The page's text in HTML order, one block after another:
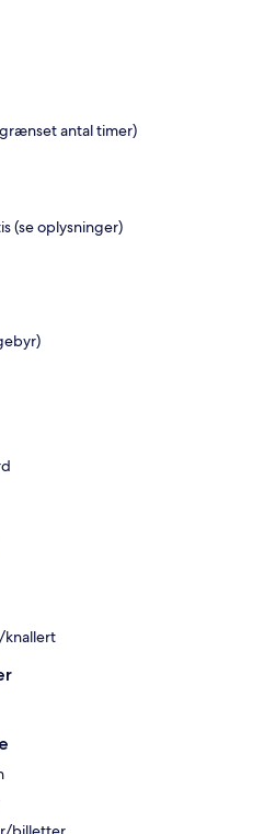
antal timer)
(se oplysninger)
knallert